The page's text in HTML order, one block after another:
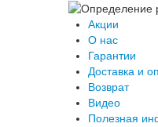
Акции
О нас
Гарантии
Доставка и
Возврат
Видео
Полезная